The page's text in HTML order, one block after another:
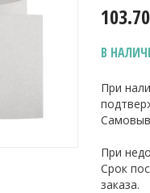
103.70
В
При
При
Срок
заказа.